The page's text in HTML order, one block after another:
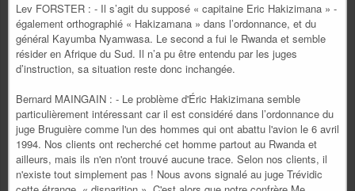
Lev FORSTER : - Il s’agit du supposé « capitaine Eric Hakizimana » -
également orthographié « Hakizamana » dans l’ordonnance, et du
général Kayumba Nyamwasa. Le second a fui le Rwanda et semble
résider en Afrique du Sud. Il n’a pu être entendu par les juges
d’instruction, sa situation reste donc inchangée.
Bernard MAINGAIN : - Le problème d'Éric Hakizimana semble
particulièrement intéressant car il est considéré dans l’ordonnance du
juge Bruguière comme l'un des hommes qui ont abattu l'avion le 6 avril
1994. Nos clients ont recherché cet homme partout au Rwanda et
ailleurs, mais ils n'en n'ont trouvé aucune trace. Selon nos clients, il
n'existe tout simplement pas ! Nous avons signalé au juge Trévidic